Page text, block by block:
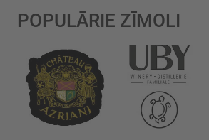
POPULĀRIE ZĪMOLI